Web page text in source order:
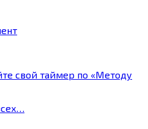
свой таймер по «Методу